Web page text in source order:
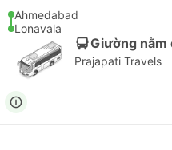
Ahmedabad
Lonavala
Giường nằm
Prajapati Travels